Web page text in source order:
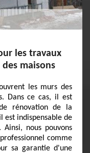
les travaux
maisons
les murs des
Dans ce cas, il est
rénovation de la
est indispensable de
nous pouvons
comme
sa garantie d'une